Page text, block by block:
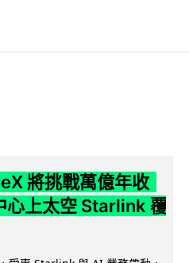
將挑戰萬億年收
心上太空 Starlink 覆